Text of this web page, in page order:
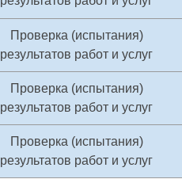
Проверка (испытания)
результатов работ и услуг
Проверка (испытания)
результатов работ и услуг
Проверка (испытания)
результатов работ и услуг